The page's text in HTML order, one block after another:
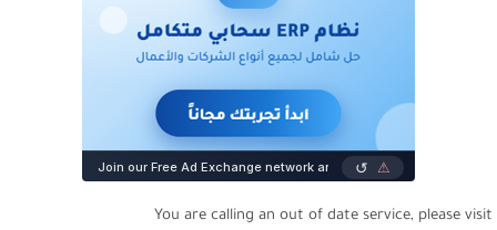
You are calling an out of date service, please visit